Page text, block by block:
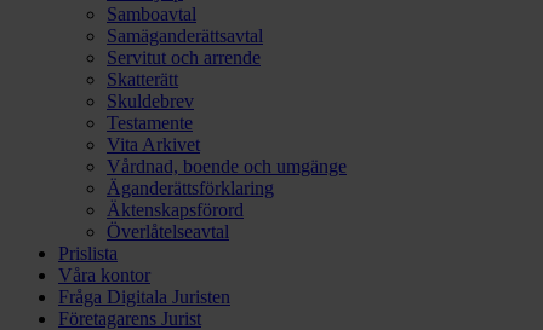
Samboavtal
Samäganderättsavtal
Servitut och arrende
Skatterätt
Skuldebrev
Testamente
Vita Arkivet
Vårdnad, boende och umgänge
Äganderättsförklaring
Äktenskapsförord
Överlåtelseavtal
Prislista
Våra kontor
Fråga Digitala Juristen
Företagarens Jurist